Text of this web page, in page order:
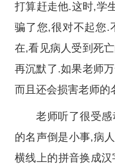
打算赶走他.这时,学
骗了您,很对不起您.
在,看见病人受到死
再沉默了.如果老师
而且还会损害老师的
老师听了很受
的名声倒是小事,病
横线上的拼音换成汉